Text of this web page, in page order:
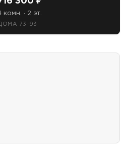
комн. · 2 эт.
73-93